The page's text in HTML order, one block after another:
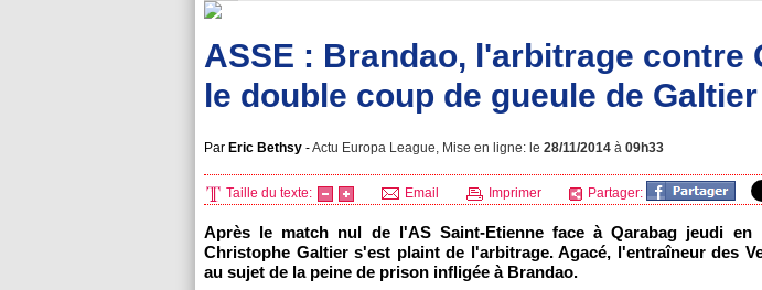
ASSE : Brandao, l'arbitrage contre
le double coup de gueule de
Par Eric Bethsy -Actu Europa League, Mise en ligne: le 28/11/2014 à 09h33
Taille du texte: Email Imprimer Partager:
Après le match nul de l'AS Saint-Etienne face à Qarabag jeudi en
Christophe Galtier s'est plaint de l'arbitrage. Agacé, l'entraîneur des
au sujet de la peine de prison infligée à Brandao.